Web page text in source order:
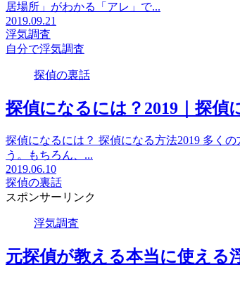
居場所」がわかる「アレ」で...
2019.09.21
浮気調査
自分で浮気調査
探偵の裏話
探偵になるには？2019｜探偵
探偵になるには？ 探偵になる方法2019 多く
う。もちろん、...
2019.06.10
探偵の裏話
スポンサーリンク
浮気調査
元探偵が教える本当に使える